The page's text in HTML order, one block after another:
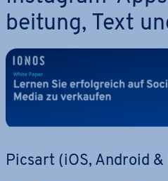
bei­tung, Text
Picsart (iOS, Android &